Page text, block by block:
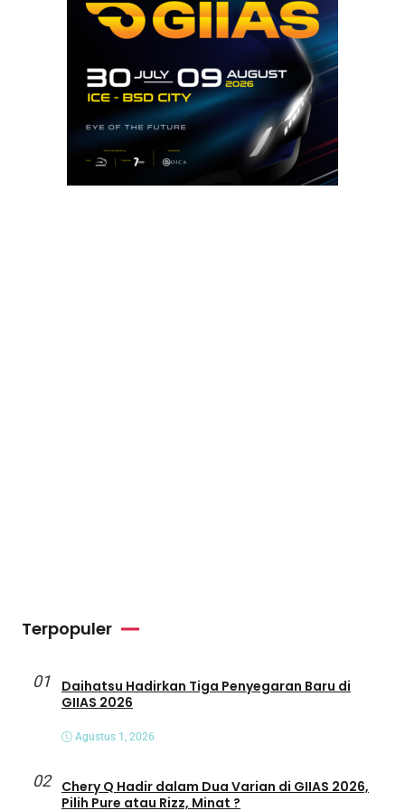
Terpopuler
01
Daihatsu Hadirkan Tiga Penyegaran Baru di
GIIAS 2026
Agustus 1, 2026
02
Chery Q Hadir dalam Dua Varian di GIIAS 2026,
Pilih Pure atau Rizz, Minat ?